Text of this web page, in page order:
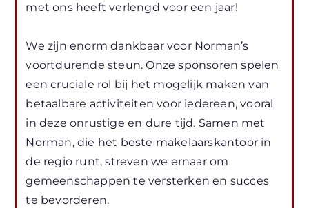
met ons heeft verlengd voor een jaar!
We zijn enorm dankbaar voor Norman’s
voortdurende steun. Onze sponsoren spelen
een cruciale rol bij het mogelijk maken van
betaalbare activiteiten voor iedereen, vooral
in deze onrustige en dure tijd. Samen met
Norman, die het beste makelaarskantoor in
de regio runt, streven we ernaar om
gemeenschappen te versterken en succes
te bevorderen.